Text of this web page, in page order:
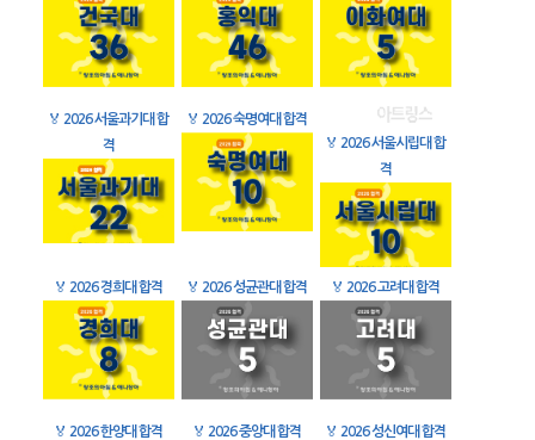
🏅 2026 서울과기대 합
격
🏅 2026 숙명여대 합격
🏅 2026 서울시립대 합
격
🏅 2026 경희대 합격 🏅 2026 성균관대 합격 🏅 2026 고려대 합격
🏅 2026 한양대 합격 🏅 2026 중앙대 합격 🏅 2026 성신여대 합격